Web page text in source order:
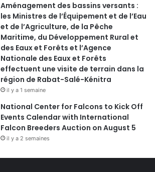
Aménagement des bassins versants :
les Ministres de l’Équipement et de l’Eau
et de l’Agriculture, de la Pêche
Maritime, du Développement Rural et
des Eaux et Forêts et l’Agence
Nationale des Eaux et Forêts
effectuent une visite de terrain dans la
région de Rabat-Salé-Kénitra
il y a 1 semaine
National Center for Falcons to Kick Off
Events Calendar with International
Falcon Breeders Auction on August 5
il y a 2 semaines